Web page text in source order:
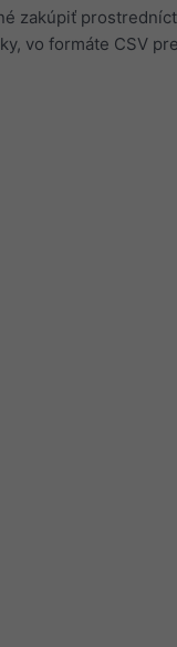
zakúpiť
vo formáte CSV